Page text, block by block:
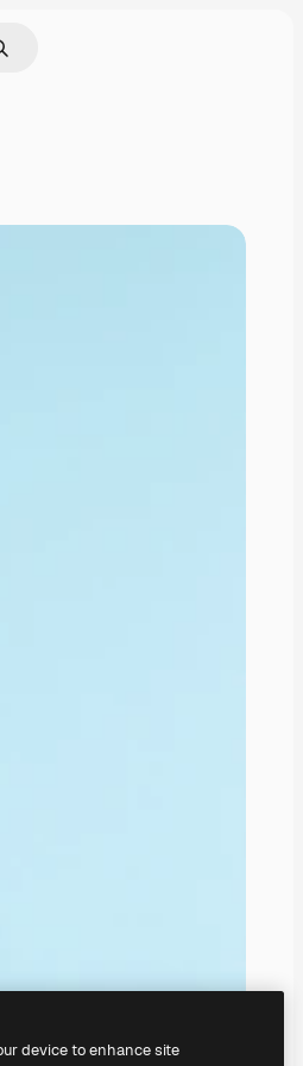
per immagine
device to enhance site